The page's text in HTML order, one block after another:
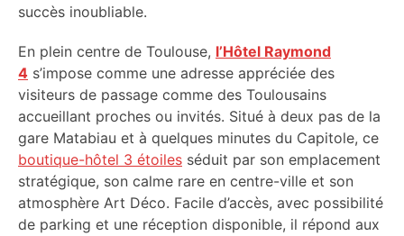
succès inoubliable.
En plein centre de Toulouse, l’Hôtel Raymond
4 s’impose comme une adresse appréciée des
visiteurs de passage comme des Toulousains
accueillant proches ou invités. Situé à deux pas de la
gare Matabiau et à quelques minutes du Capitole, ce
boutique-hôtel 3 étoiles séduit par son emplacement
stratégique, son calme rare en centre-ville et son
atmosphère Art Déco. Facile d’accès, avec possibilité
de parking et une réception disponible, il répond aux